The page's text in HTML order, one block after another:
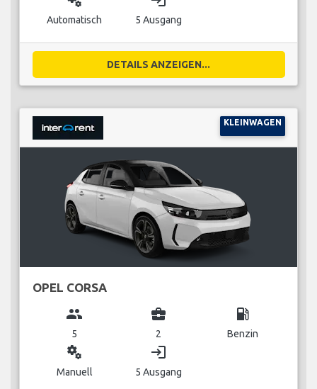
Automatisch 5 Ausgang
DETAILS ANZEIGEN...
KLEINWAGEN
OPEL CORSA
group
5
business_center
2
local_gas_station
Benzin
miscellaneous_services
Manuell
login
5 Ausgang